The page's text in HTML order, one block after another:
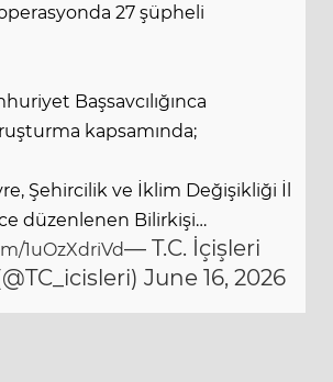
27 şüpheli
Başsavcılığınca
kapsamında;
Şehircilik ve İklim Değişikliği İl
düzenlenen Bilirkişi…
1uOzXdriVd— T.C. İçişleri
June 16, 2026